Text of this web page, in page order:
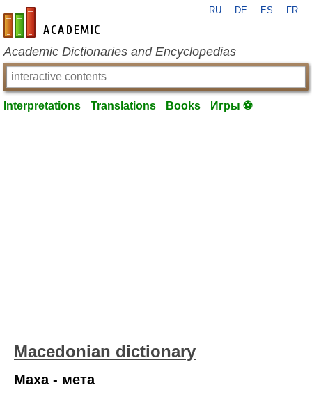
en-academic.com
RU DE ES FR
Academic Dictionaries and Encyclopedias
Interpretations Translations Books Игры ⚽
Macedonian dictionary
Маха - мета